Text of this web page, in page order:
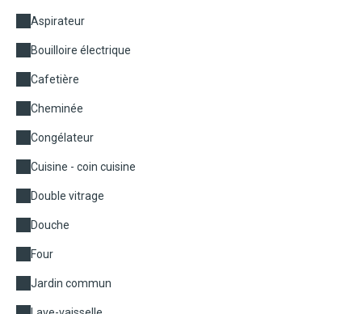
Aspirateur
Bouilloire électrique
Cafetière
Cheminée
Congélateur
Cuisine - coin cuisine
Double vitrage
Douche
Four
Jardin commun